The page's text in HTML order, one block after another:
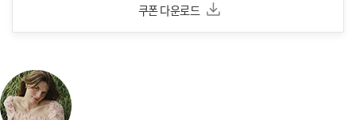
쿠폰 다운로드